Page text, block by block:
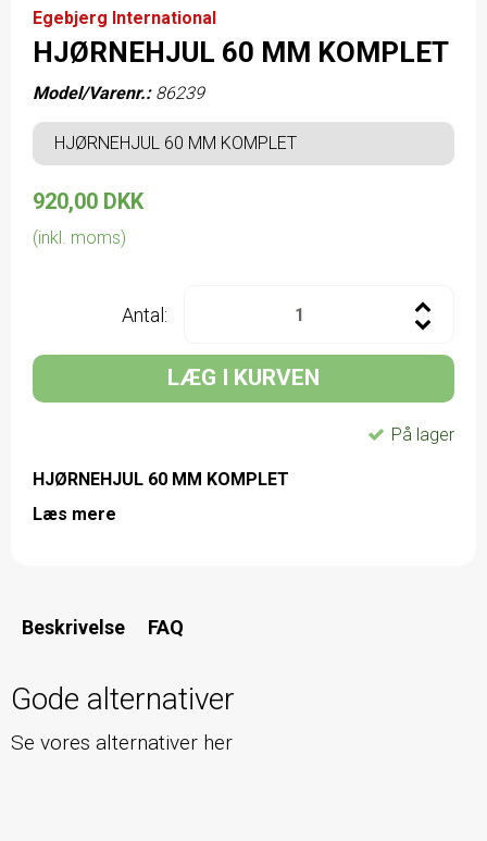
Egebjerg International
HJØRNEHJUL 60 MM KOMPLET
Model/Varenr.: 86239
HJØRNEHJUL 60 MM KOMPLET
920,00 DKK
(inkl. moms)
Antal:
LÆG I KURVEN
På lager
HJØRNEHJUL 60 MM KOMPLET
Læs mere
Beskrivelse FAQ
Gode alternativer
Se vores alternativer her